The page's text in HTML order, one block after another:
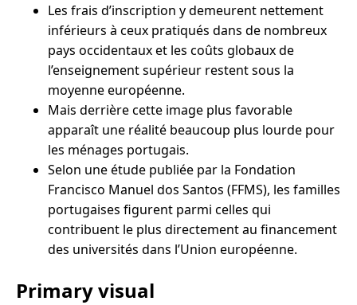
Les frais d’inscription y demeurent nettement
inférieurs à ceux pratiqués dans de nombreux
pays occidentaux et les coûts globaux de
l’enseignement supérieur restent sous la
moyenne européenne.
Mais derrière cette image plus favorable
apparaît une réalité beaucoup plus lourde pour
les ménages portugais.
Selon une étude publiée par la Fondation
Francisco Manuel dos Santos (FFMS), les familles
portugaises figurent parmi celles qui
contribuent le plus directement au financement
des universités dans l’Union européenne.
Primary visual